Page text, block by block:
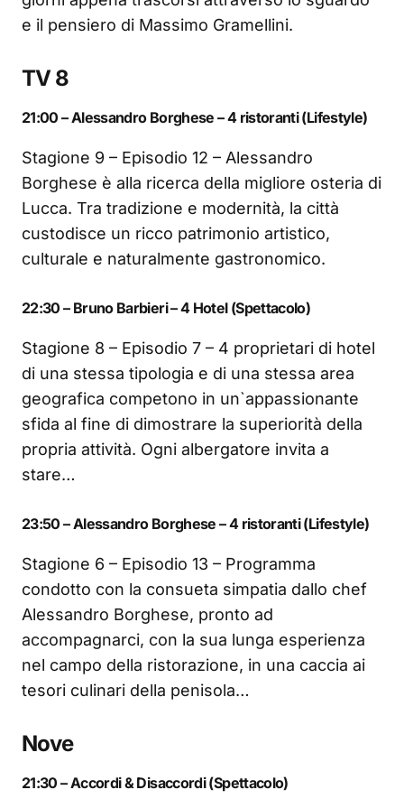
e il pensiero di Massimo Gramellini.
TV 8
21:00 – Alessandro Borghese – 4 ristoranti (Lifestyle)
Stagione 9 – Episodio 12 – Alessandro
Borghese è alla ricerca della migliore osteria di
Lucca. Tra tradizione e modernità, la città
custodisce un ricco patrimonio artistico,
culturale e naturalmente gastronomico.
22:30 – Bruno Barbieri – 4 Hotel (Spettacolo)
Stagione 8 – Episodio 7 – 4 proprietari di hotel
di una stessa tipologia e di una stessa area
geografica competono in un`appassionante
sfida al fine di dimostrare la superiorità della
propria attività. Ogni albergatore invita a
stare…
23:50 – Alessandro Borghese – 4 ristoranti (Lifestyle)
Stagione 6 – Episodio 13 – Programma
condotto con la consueta simpatia dallo chef
Alessandro Borghese, pronto ad
accompagnarci, con la sua lunga esperienza
nel campo della ristorazione, in una caccia ai
tesori culinari della penisola…
Nove
21:30 – Accordi & Disaccordi (Spettacolo)